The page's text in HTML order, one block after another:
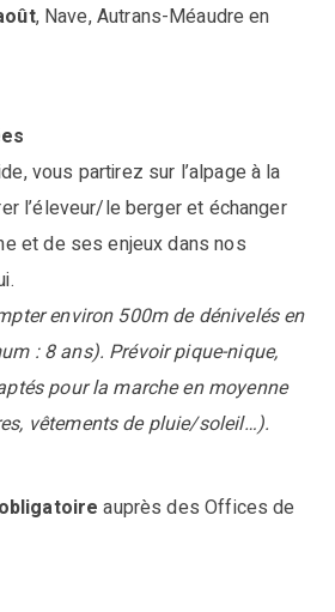
, Nave, Autrans-Méaudre en
vous partirez sur l’alpage à la
l’éleveur/le berger et échanger
et de ses enjeux dans nos
environ 500m de dénivelés en
: 8 ans). Prévoir pique-nique,
pour la marche en moyenne
vêtements de pluie/soleil…).
obligatoire auprès des Offices de